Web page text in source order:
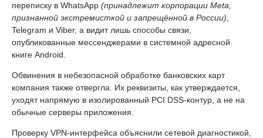
переписку в WhatsApp (принадлежит корпорации Meta,
признанной экстремисткой и запрещённой в России),
Telegram и Viber, а видит лишь способы связи,
опубликованные мессенджерами в системной адресной
книге Android.
Обвинения в небезопасной обработке банковских карт
компания также отвергла. Их реквизиты, как утверждается,
уходят напрямую в изолированный PCI DSS-контур, а не на
обычные серверы приложения.
Проверку VPN-интерфейса объяснили сетевой диагностикой,